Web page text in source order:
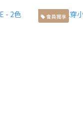
會員獨享